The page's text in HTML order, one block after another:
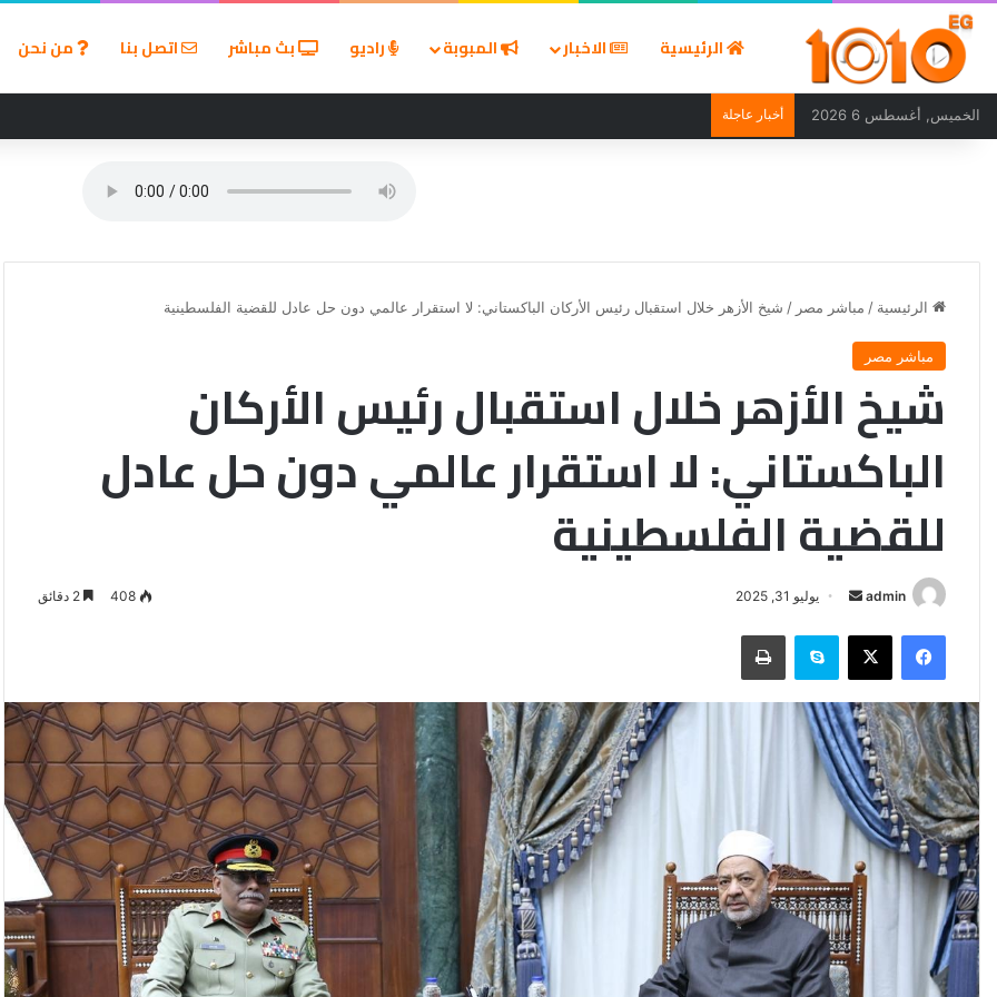
الرئيسية الاخبار المبوبة راديو بث مباشر اتصل بنا من نحن
الخميس, أغسطس 6 2026 أخبار عاجلة
الرئيسية / مباشر مصر / شيخ الأزهر خلال استقبال رئيس الأركان الباكستاني: لا استقرار عالمي دون حل عادل للقضية الفلسطينية
مباشر مصر
شيخ الأزهر خلال استقبال رئيس الأركان
الباكستاني: لا استقرار عالمي دون حل عادل
للقضية الفلسطينية
admin
أرسل
إلكترونيا
يوليو 31, 2025 408
فيسبوك ‫X سكايب طباعة